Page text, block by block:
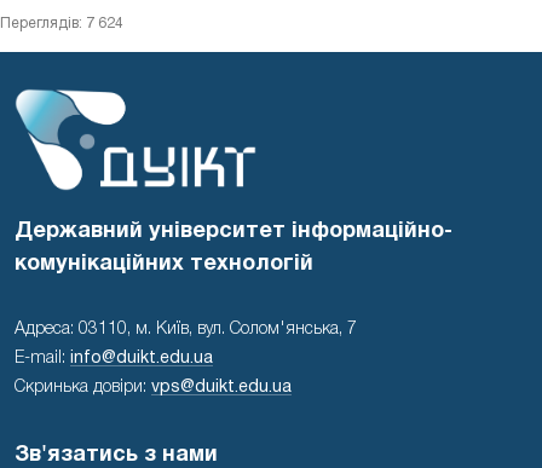
Переглядів: 7 624
Державний університет інформаційно-
комунікаційних технологій
Адреса: 03110, м. Київ, вул. Солом'янська, 7
E-mail:
info@duikt.edu.ua
Скринька довіри: vps@duikt.edu.ua
Зв'язатись з нами